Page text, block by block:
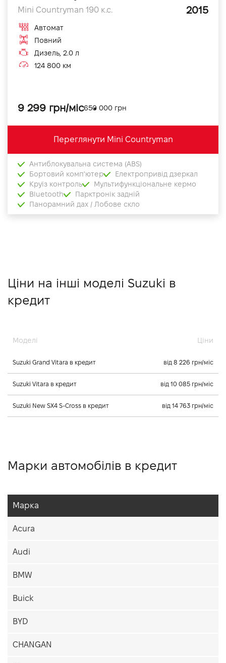
Mini Countryman 190 к.с. 2015
Автомат
Повний
Дизель, 2.0 л
124 800 км
9 299 грн/міс650 000 грн
Переглянути Mini Countryman
Антиблокувальна система (ABS)
Бортовий комп'ютер
Електропривід дзеркал
Круїз контроль
Мультифункціональне кермо
Bluetooth
Парктронік задній
Панорамний дах / Лобове скло
Ціни на інші моделі Suzuki в
кредит
Моделі Ціни
Suzuki Grand Vitara в кредит від 8 226 грн/міс
Suzuki Vitara в кредит від 10 085 грн/міс
Suzuki New SX4 S-Cross в кредит від 14 763 грн/міс
Марки автомобілів в кредит
Марка
Acura
Audi
BMW
Buick
BYD
CHANGAN